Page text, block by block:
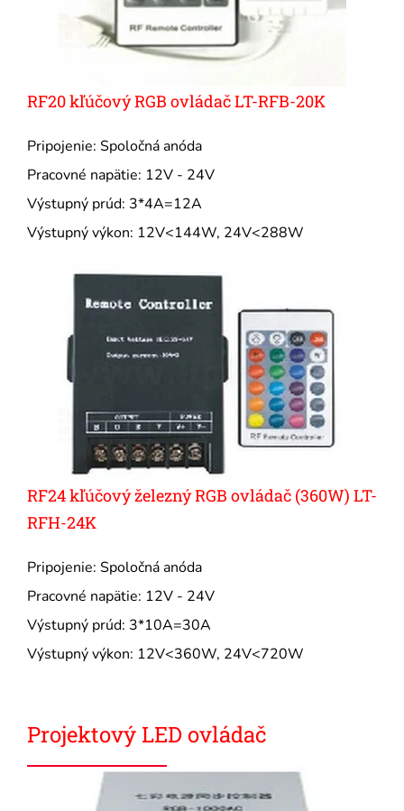
RF20 kľúčový RGB ovládač LT-RFB-20K
Pripojenie: Spoločná anóda
Pracovné napätie: 12V - 24V
Výstupný prúd: 3*4A=12A
Výstupný výkon: 12V<144W, 24V<288W
RF24 kľúčový železný RGB ovládač (360W) LT-
RFH-24K
Pripojenie: Spoločná anóda
Pracovné napätie: 12V - 24V
Výstupný prúd: 3*10A=30A
Výstupný výkon: 12V<360W, 24V<720W
Projektový LED ovládač